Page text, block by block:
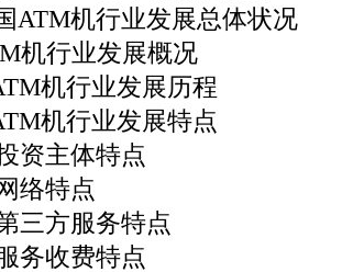
ATM机行业发展总体状况
机行业发展概况
机行业发展历程
机行业发展特点
资主体特点
络特点
三方服务特点
务收费特点